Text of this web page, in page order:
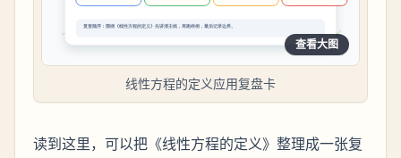
查看大图
线性方程的定义应用复盘卡
读到这里，可以把《线性方程的定义》整理成一张复